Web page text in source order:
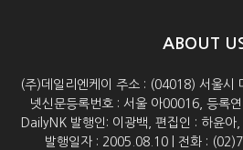
ABOUT
(주)데일리엔케이 주소 : (04018) 서울시
넷신문등록번호 : 서울 아00016, 등록
DailyNK 발행인: 이광백, 편집인 : 하윤아
발행일자 : 2005.08.10 | 전화 :